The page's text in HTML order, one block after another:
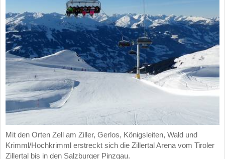
Mit den Orten Zell am Ziller, Gerlos, Königsleiten, Wald und
Krimml/Hochkrimml erstreckt sich die Zillertal Arena vom Tiroler
Zillertal bis in den Salzburger Pinzgau.